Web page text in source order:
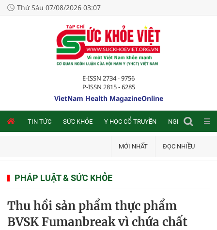
Thứ Sáu 07/08/2026 03:07
E-ISSN 2734 - 9756
P-ISSN 2815 - 6285
VietNam Health MagazineOnline
TIN TỨC SỨC KHỎE Y HỌC CỔ TRUYỀN NGHIÊN CỨU
MỚI NHẤT ĐỌC NHIỀU
PHÁP LUẬT & SỨC KHỎE
Thu hồi sản phẩm thực phẩm
BVSK Fumanbreak vì chứa chất